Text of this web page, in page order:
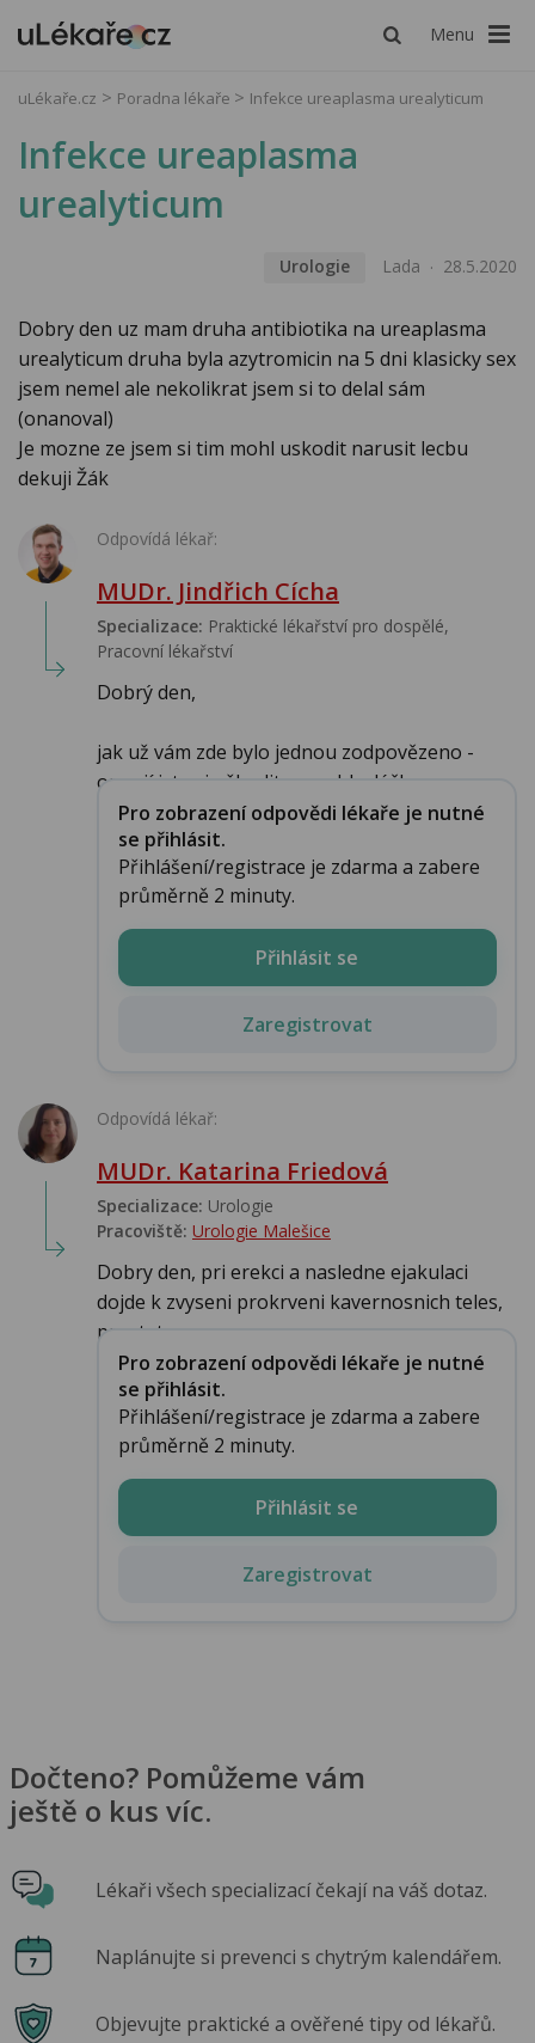
Menu
uLékaře.cz Poradna lékaře Infekce ureaplasma urealyticum
Infekce ureaplasma
urealyticum
Urologie Lada 28.5.2020
Dobry den uz mam druha antibiotika na ureaplasma
urealyticum druha byla azytromicin na 5 dni klasicky sex
jsem nemel ale nekolikrat jsem si to delal sám
(onanoval)
Je mozne ze jsem si tim mohl uskodit narusit lecbu
dekuji Žák
Odpovídá lékař:
MUDr. Jindřich Cícha
Specializace: Praktické lékařství pro dospělé,
Pracovní lékařství
Dobrý den,
jak už vám zde bylo jednou zodpovězeno -
onanií jste si uškodit nemohl a léčbu...
Pro zobrazení odpovědi lékaře je nutné
se přihlásit.
Přihlášení/registrace je zdarma a zabere
průměrně 2 minuty.
Přihlásit se
Zaregistrovat
Odpovídá lékař:
MUDr. Katarina Friedová
Specializace: Urologie‎
Pracoviště: Urologie Malešice
Dobry den, pri erekci a nasledne ejakulaci
dojde k zvyseni prokrveni kavernosnich teles,
prostaty, z...
Pro zobrazení odpovědi lékaře je nutné
se přihlásit.
Přihlášení/registrace je zdarma a zabere
průměrně 2 minuty.
Přihlásit se
Zaregistrovat
Dočteno? Pomůžeme vám
ještě o kus víc.
Lékaři všech specializací čekají na váš dotaz.
Naplánujte si prevenci s chytrým kalendářem.
Objevujte praktické a ověřené tipy od lékařů.